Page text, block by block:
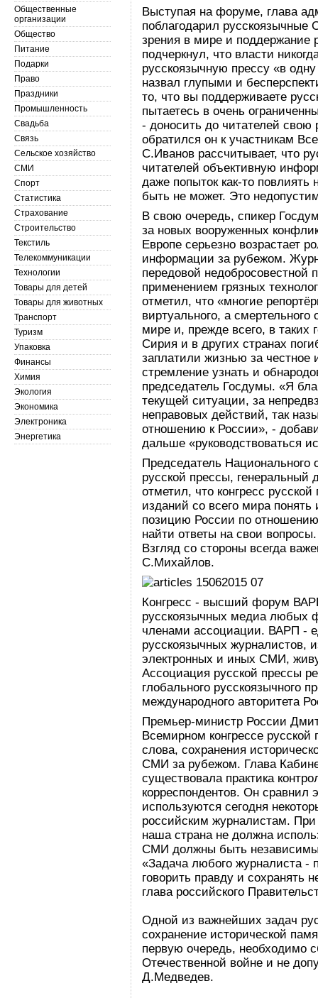
Выступая на форуме, глава
поблагодарил
зрения в мире и поддержание
подчеркнул, что власти
русскоязычную прессу «в
назвал глупыми и
то, что вы поддерживаете
пытаетесь в очень
- доносить до читателей свою
обратился он к участникам
С.Иванов рассчитывает, что
читателей объективную
даже попыток как-то
быть не может. Это
В свою очередь, спикер
за новых вооруженных
Европе серьезно возрастает
информации за рубежом.
передовой
применением грязных
отметил, что «многие
виртуального, а
мире и, прежде всего, в таких
Сирия и в других странах
заплатили жизнью за честное
стремление узнать и
председатель Госдумы. «Я
текущей ситуации, за
неправовых действий, так
отношению к России», -
дальше «руководствоваться
Председатель Национального
русской прессы,
отметил, что конгресс
изданий со всего мира
позицию России по
найти ответы на свои
Взгляд со стороны всегда
С.Михайлов.
Конгресс - высший форум
русскоязычных медиа любых
членами ассоциации. ВАРП -
русскоязычных журналистов,
электронных и иных СМИ,
Ассоциация русской прессы
глобального русскоязычного
международного авторитета
Премьер-министр России
Всемирном конгрессе
слова, сохранения
СМИ за рубежом. Глава
существовала практика
корреспондентов. Он сравнил
используются сегодня
российским журналистам.
наша страна не должна
СМИ должны быть независимы
«Задача любого журналиста -
говорить правду и сохранять
глава российского
Одной из важнейших задач
сохранение исторической
первую очередь, необходимо
Отечественной войне и не
Д.Медведев.
Общественные
организации
Общество
Питание
Подарки
Право
Праздники
Промышленность
Свадьба
Связь
Сельское хозяйство
СМИ
Спорт
Статистика
Страхование
Строительство
Текстиль
Телекоммуникации
Технологии
Товары для детей
Товары для животных
Транспорт
Туризм
Упаковка
Финансы
Химия
Экология
Экономика
Электроника
Энергетика